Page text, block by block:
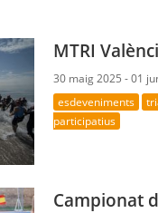
MTRI
30 maig 2025 - 01
esdeveniments
participatius
Campionat